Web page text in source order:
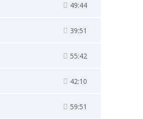
49:44
39:51
55:42
42:10
59:51